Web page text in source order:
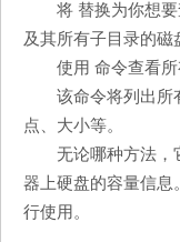
将 替换为你想
及其所有子目录的磁
使用 命令查看
该命令将列出所
点、大小等。
无论哪种方法，
器上硬盘的容量信息
行使用。